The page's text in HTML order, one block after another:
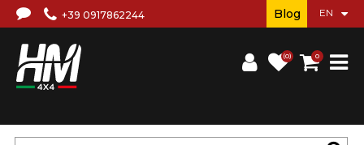
+39 0917862244
(0) 0
Blog